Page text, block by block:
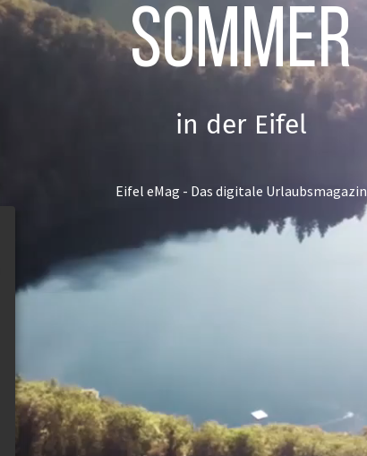
Sommer
in der Eifel
Eifel eMag - Das digitale Urlaubsmagazin